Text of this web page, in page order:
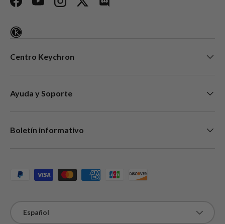
FacebookYouTubeInstagramTwitterDiscord
Centro Keychron
Ayuda y Soporte
Boletín informativo
Métodos de pago aceptados
Español